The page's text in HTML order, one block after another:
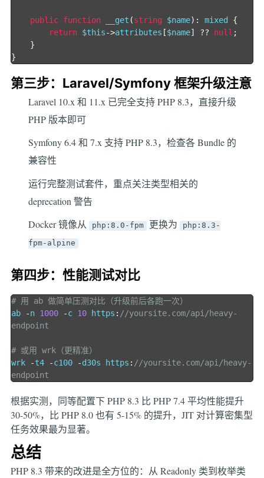
public function __get (string $name): mixed {
return $this->attributes [$name] ?? null ;
}
}
第三步：Laravel/Symfony 框架升级注意
Laravel 10.x 和 11.x 已完全支持 PHP 8.3，直接升级
PHP 版本即可
Symfony 6.4 和 7.x 支持 PHP 8.3，检查各 Bundle 的
兼容性
运行完整测试套件，重点关注类型相关的
deprecation 警告
Docker 镜像从 php:8.0-fpm 更换为 php:8.3-
fpm-alpine
第四步：性能测试对比
# 用 ab 做简单压测对比（升级前后各跑一次）
ab
-n 1000 -c 10 https : //yoursite.com/api/heavy-
endpoint
# 或用 wrk（更精准）
wrk
-t4 -c100 -d30s https : //yoursite.com/api/heavy-
endpoint
根据实测，同等配置下 PHP 8.3 比 PHP 7.4 平均性能提升
30-50%，比 PHP 8.0 也有 5-15% 的提升，JIT 对计算密集型
任务效果最为显著。
总结
PHP 8.3 带来的改进是全方位的：从 Readonly 类到枚举类